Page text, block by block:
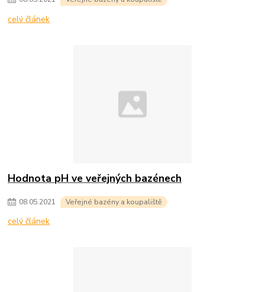
celý článek
Hodnota pH ve veřejných bazénech
08.05.2021 Veřejné bazény a koupaliště
celý článek